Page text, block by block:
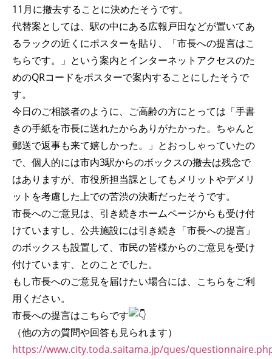
11月に撤去することに決めたそうです。
代替案としては、駅の中にある広報戸田などが置いてあ
るラックの近くにポスターを貼り、「市長への提言はこ
ちらです。」という案内とインターネットアクセスのた
めのQRコードをポスターで案内することにしたそうで
す。
今日のご相談者のように、ご高齢の方にとっては「手書
きの手紙を市長に送れたからありがたかった。ちゃんと
郵送で返事も来て嬉しかった。」とおっしゃっていたの
で、個人的には市内3駅からのボックスの撤去は残念で
はありますが、市役所担当課としてもメリットやデメリ
ットを考慮した上での苦渋の決断だったそうです。
市長へのご意見は、引き続きホームページからも受け付
けていますし、公共施設には引き続き「市長への提言」
のボックスも設置して、市民の皆様からのご意見を受け
付けています、とのことでした。
もし市長へのご意見を届けたい場合には、こちらをご利
用ください。
市長への提言はこちらです
（他の方の質問や回答も見られます）
https://www.city.toda.saitama.jp/ques/